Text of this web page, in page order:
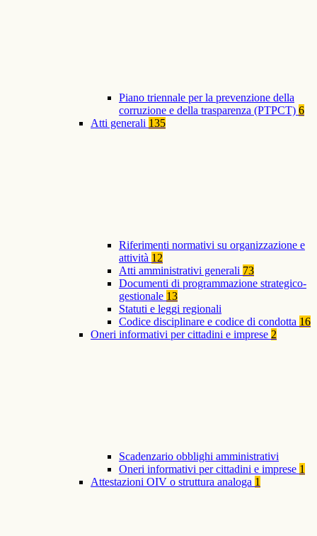
Piano triennale per la prevenzione della
corruzione e della trasparenza (PTPCT) 6
Atti generali 135
Riferimenti normativi su organizzazione e
attività 12
Atti amministrativi generali 73
Documenti di programmazione strategico-
gestionale 13
Statuti e leggi regionali
Codice disciplinare e codice di condotta 16
Oneri informativi per cittadini e imprese 2
Scadenzario obblighi amministrativi
Oneri informativi per cittadini e imprese 1
Attestazioni OIV o struttura analoga 1